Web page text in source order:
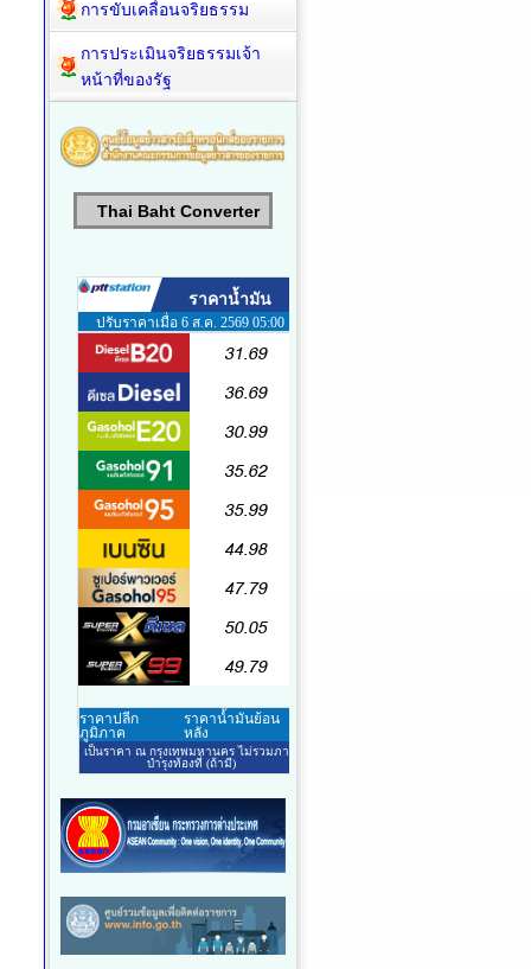
การขับเคลื่อนจริยธรรม
การประเมินจริยธรรมเจ้า
หน้าที่ของรัฐ
Thai Baht Converter